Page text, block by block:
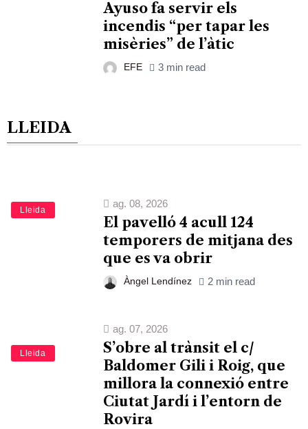
Ayuso fa servir els
incendis “per tapar les
misèries” de l’àtic
EFE 3 min read
LLEIDA
Lleida
ag. 08, 2026
El pavelló 4 acull 124
temporers de mitjana des
que es va obrir
Àngel Lendínez 2 min read
Lleida
ag. 07, 2026
S’obre al trànsit el c/
Baldomer Gili i Roig, que
millora la connexió entre
Ciutat Jardí i l’entorn de
Rovira